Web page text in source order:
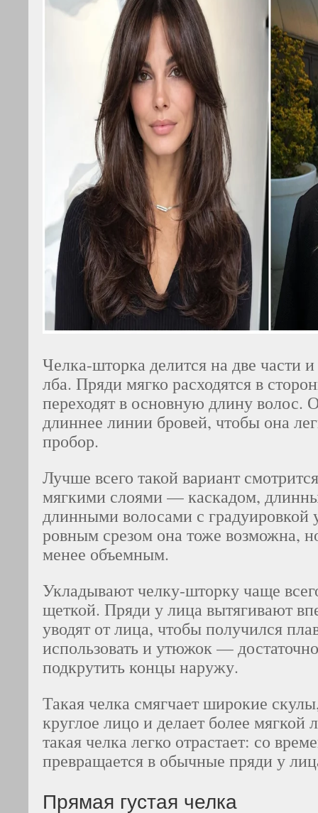
Челка-шторка делится на две части
лба. Пряди мягко расходятся в
переходят в основную длину волос.
длиннее линии бровей, чтобы она
пробор.
Лучше всего такой вариант
мягкими слоями — каскадом,
длинными волосами с
ровным срезом она тоже возможна,
менее объемным.
Укладывают челку-шторку чаще
щеткой. Пряди у лица вытягивают
уводят от лица, чтобы получился
использовать и утюжок —
подкрутить концы наружу.
Такая челка смягчает широкие
круглое лицо и делает более
такая челка легко отрастает: со
превращается в обычные пряди у
Прямая густая челка